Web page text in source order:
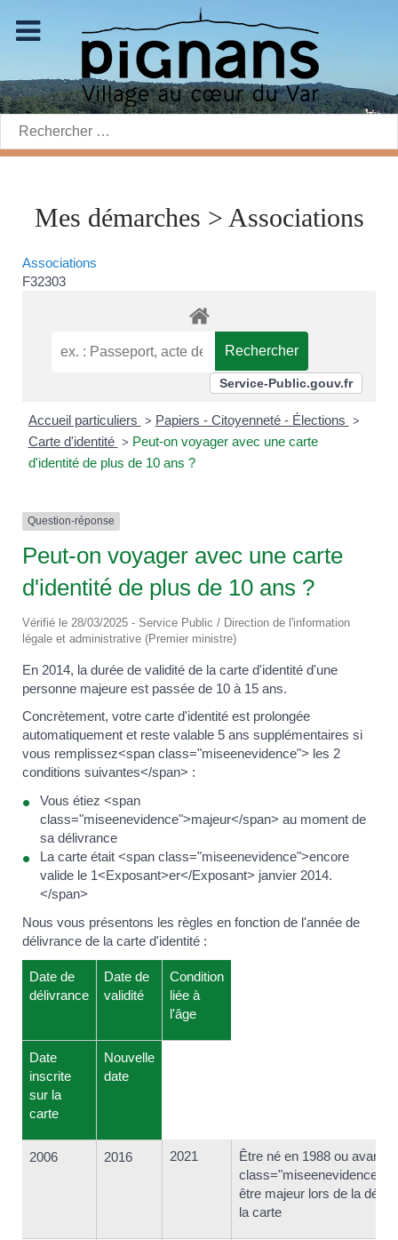
Rechercher:
Mes démarches > Associations
Associations
F32303
Service-Public.gouv.fr
Accueil particuliers > Papiers - Citoyenneté - Élections >
Carte d'identité > Peut-on voyager avec une carte
d'identité de plus de 10 ans ?
Question-réponse
Peut-on voyager avec une carte
d'identité de plus de 10 ans ?
Vérifié le 28/03/2025 - Service Public / Direction de l'information
légale et administrative (Premier ministre)
En 2014, la durée de validité de la carte d'identité d'une
personne majeure est passée de 10 à 15 ans.
Concrètement, votre carte d'identité est prolongée
automatiquement et reste valable 5 ans supplémentaires si
vous remplissez<span class="miseenevidence"> les 2
conditions suivantes</span> :
Vous étiez <span
class="miseenevidence">majeur</span> au moment de
sa délivrance
La carte était <span class="miseenevidence">encore
valide le 1<Exposant>er</Exposant> janvier 2014.
</span>
Nous vous présentons les règles en fonction de l'année de
délivrance de la carte d'identité :
Date de
délivrance
Date de
validité
Condition
liée à
l'âge
Date
inscrite
sur la
carte
Nouvelle
date
2006 2016 2021
Être né en 1988 ou avant
être majeur lors de la
la carte